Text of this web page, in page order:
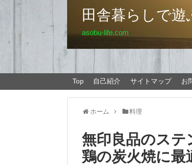
田舎暮らしで遊
asobu-life.com
Top 自己紹介 サイトマップ お
ホーム 料理
無印良品のス
鶏の炭火焼に最